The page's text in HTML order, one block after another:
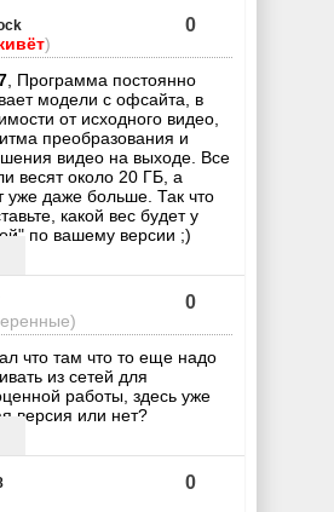
)
0
, Программа постоянно
модели с офсайта, в
от исходного видео,
преобразования и
видео на выходе. Все
весят около 20 ГБ, а
уже даже больше. Так что
какой вес будет у
по вашему версии ;)
0
что там что то еще надо
из сетей для
работы, здесь уже
версия или нет?
0